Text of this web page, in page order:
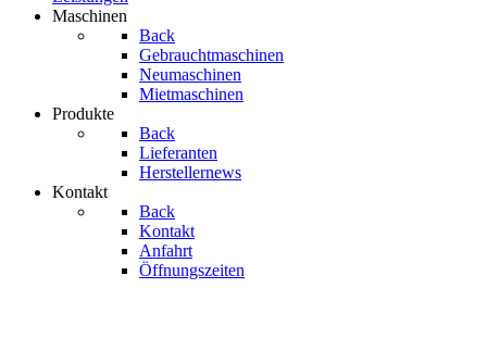
Maschinen
Back
Gebrauchtmaschinen
Neumaschinen
Mietmaschinen
Produkte
Back
Lieferanten
Herstellernews
Kontakt
Back
Kontakt
Anfahrt
Öffnungszeiten